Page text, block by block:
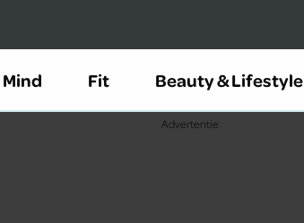
Mind Fit Beauty & Lifestyle